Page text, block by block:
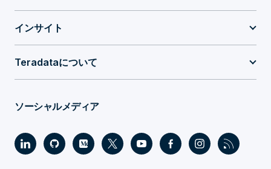
インサイト
Teradataについて
ソーシャルメディア